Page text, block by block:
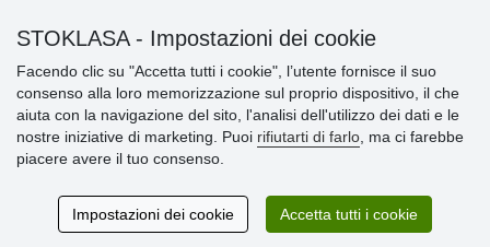
» Impostazioni dei cookie
» Termini & Condizioni
» Informativa sulla Privacy
» Consegna e pagamento
» Programma fedeltà
STOKLASA - Impostazioni dei cookie
Facendo clic su "Accetta tutti i cookie", l’utente fornisce il suo
consenso alla loro memorizzazione sul proprio dispositivo, il che
aiuta con la navigazione del sito, l'analisi dell'utilizzo dei dati e le
nostre iniziative di marketing. Puoi rifiutarti di farlo , ma ci farebbe
piacere avere il tuo consenso.
Impostazioni dei cookie Accetta tutti i cookie